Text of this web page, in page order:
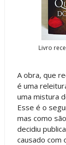
Livro
A obra, que
é uma
uma mistura
Esse é o
mas como
decidiu
causado com